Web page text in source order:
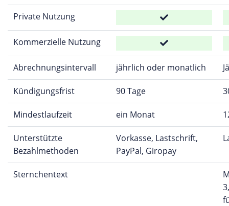
Private Nutzung
Kommerzielle Nutzung
Abrechnungsintervall jährlich oder monatlich
Kündigungsfrist 90 Tage
Mindestlaufzeit ein Monat
Unterstützte
Bezahlmethoden
Vorkasse, Lastschrift,
PayPal, Giropay
Sternchentext